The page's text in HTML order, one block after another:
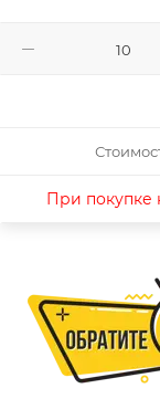
При покупке